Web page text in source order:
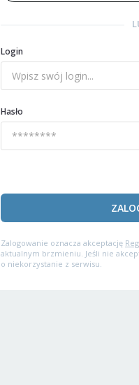
Login
Hasło
Zalogowanie oznacza akceptację
aktualnym brzmieniu. Jeśli nie
o niekorzystanie z serwisu.